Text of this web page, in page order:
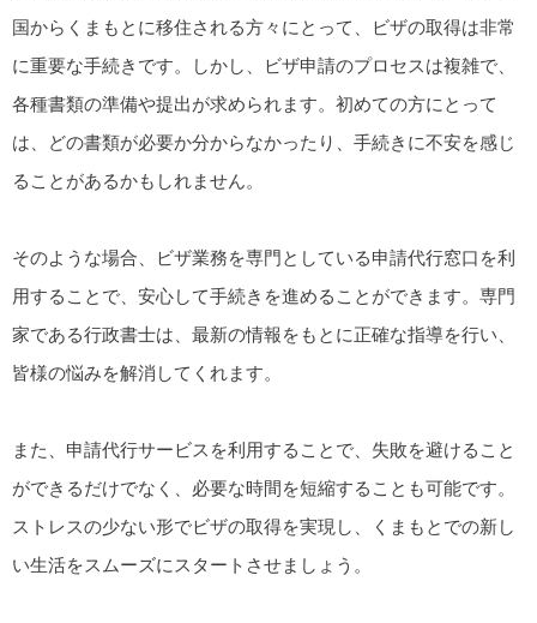
国からくまもとに移住される方々にとって、ビザの取得は非常
に重要な手続きです。しかし、ビザ申請のプロセスは複雑で、
各種書類の準備や提出が求められます。初めての方にとって
は、どの書類が必要か分からなかったり、手続きに不安を感じ
ることがあるかもしれません。
そのような場合、ビザ業務を専門としている申請代行窓口を利
用することで、安心して手続きを進めることができます。専門
家である行政書士は、最新の情報をもとに正確な指導を行い、
皆様の悩みを解消してくれます。
また、申請代行サービスを利用することで、失敗を避けること
ができるだけでなく、必要な時間を短縮することも可能です。
ストレスの少ない形でビザの取得を実現し、くまもとでの新し
い生活をスムーズにスタートさせましょう。